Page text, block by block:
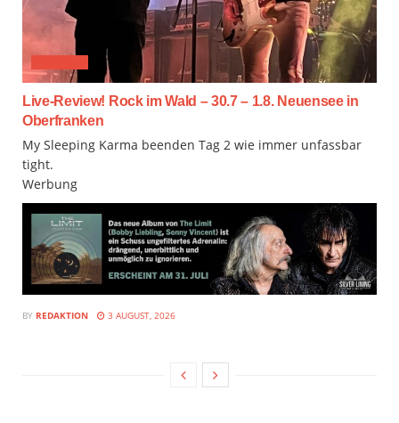
Live-Review! Rock im Wald – 30.7 – 1.8. Neuensee in
Oberfranken
My Sleeping Karma beenden Tag 2 wie immer unfassbar
tight.
Werbung
BY REDAKTION 3 AUGUST, 2026